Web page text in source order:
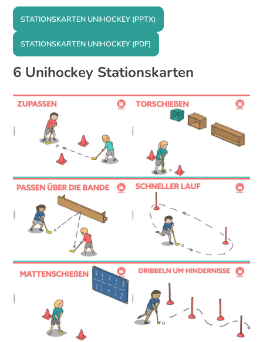
STATIONSKARTEN UNIHOCKEY (PPTX)
STATIONSKARTEN UNIHOCKEY (PDF)
6 Unihockey Stationskarten